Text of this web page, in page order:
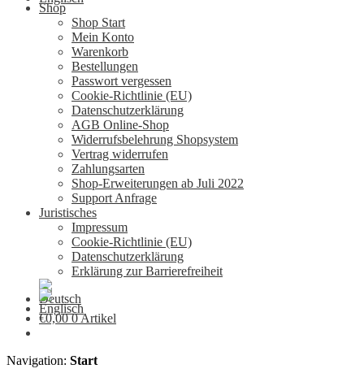
Shop
Shop Start
Mein Konto
Warenkorb
Bestellungen
Passwort vergessen
Cookie-Richtlinie (EU)
Datenschutzerklärung
AGB Online-Shop
Widerrufsbelehrung Shopsystem
Vertrag widerrufen
Zahlungsarten
Shop-Erweiterungen ab Juli 2022
Support Anfrage
Juristisches
Impressum
Cookie-Richtlinie (EU)
Datenschutzerklärung
Erklärung zur Barrierefreiheit
€0,00 0 Artikel
Navigation: Start